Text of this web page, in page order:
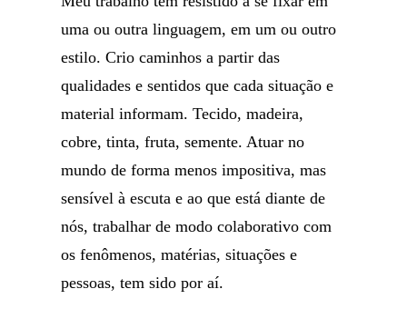
uma ou outra linguagem, em um ou outro
estilo. Crio caminhos a partir das
qualidades e sentidos que cada situação e
material informam. Tecido, madeira,
cobre, tinta, fruta, semente. Atuar no
mundo de forma menos impositiva, mas
sensível à escuta e ao que está diante de
nós, trabalhar de modo colaborativo com
os fenômenos, matérias, situações e
pessoas, tem sido por aí.